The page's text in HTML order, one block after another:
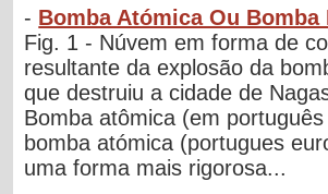
- Bomba Atómica Ou Bomba
Fig. 1 - Núvem em forma de
resultante da explosão da
que destruiu a cidade de
Bomba atômica (em
bomba atómica (portugues
uma forma mais rigorosa...